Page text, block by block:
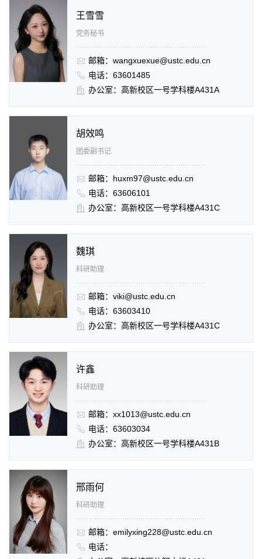
王雪雪
党务秘书
邮箱：wangxuexue@ustc.edu.cn
电话：63601485
办公室：高新校区一号学科楼A431A
胡效鸣
团委副书记
邮箱：huxm97@ustc.edu.cn
电话：63606101
办公室：高新校区一号学科楼A431C
魏琪
科研助理
邮箱：viki@ustc.edu.cn
电话：63603410
办公室：高新校区一号学科楼A431C
许鑫
科研助理
邮箱：xx1013@ustc.edu.cn
电话：63603034
办公室：高新校区一号学科楼A431B
邢雨何
科研助理
邮箱：emilyxing228@ustc.edu.cn
电话：